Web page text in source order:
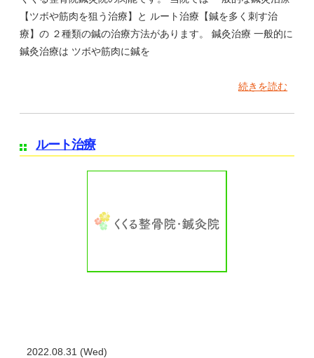
【ツボや筋肉を狙う治療】と ルート治療【鍼を多く刺す治
療】の ２種類の鍼の治療方法があります。 鍼灸治療 一般的に
鍼灸治療は ツボや筋肉に鍼を
続きを読む
ルート治療
2022.08.31 (Wed)